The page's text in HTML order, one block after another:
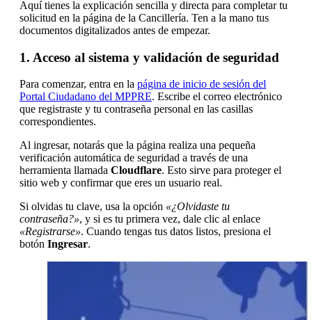
Aquí tienes la explicación sencilla y directa para completar tu
solicitud en la página de la Cancillería. Ten a la mano tus
documentos digitalizados antes de empezar.
1. Acceso al sistema y validación de seguridad
Para comenzar, entra en la página de inicio de sesión del
Portal Ciudadano del MPPRE. Escribe el correo electrónico
que registraste y tu contraseña personal en las casillas
correspondientes.
Al ingresar, notarás que la página realiza una pequeña
verificación automática de seguridad a través de una
herramienta llamada Cloudflare. Esto sirve para proteger el
sitio web y confirmar que eres un usuario real.
Si olvidas tu clave, usa la opción «¿Olvidaste tu
contraseña?», y si es tu primera vez, dale clic al enlace
«Registrarse». Cuando tengas tus datos listos, presiona el
botón Ingresar.